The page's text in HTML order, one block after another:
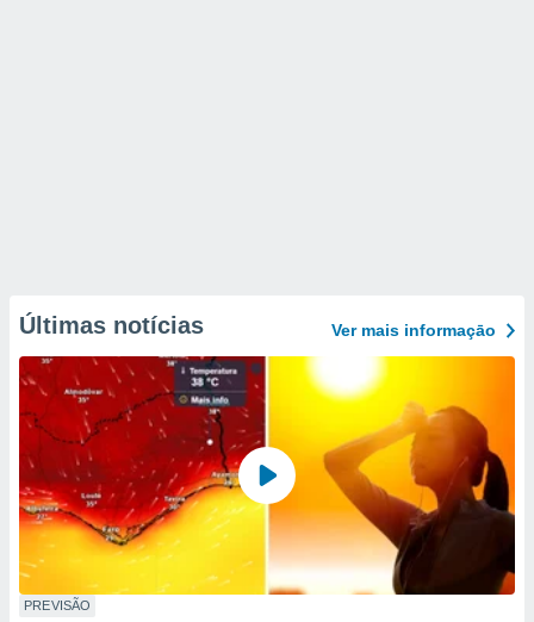
Últimas notícias Ver mais informaçāo
PREVISÃO